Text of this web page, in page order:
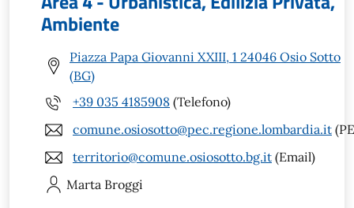
Ambiente
Piazza Papa Giovanni XXIII, 1 24046 Osio Sotto
(BG)
+39 035 4185908 (Telefono)
comune.osiosotto@pec.regione.lombardia.it
territorio@comune.osiosotto.bg.it (Email)
Marta Broggi